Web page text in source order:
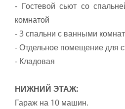
- Гостевой сьют со
комнатой
- 3 спальни с ванными
- Отдельное помещение для
- Кладовая
НИЖНИЙ ЭТАЖ:
Гараж на 10 машин.